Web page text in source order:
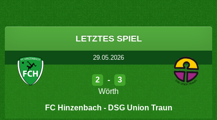
LETZTES SPIEL
29.05.2026
2 -
3
Wörth
FC Hinzenbach - DSG Union Traun